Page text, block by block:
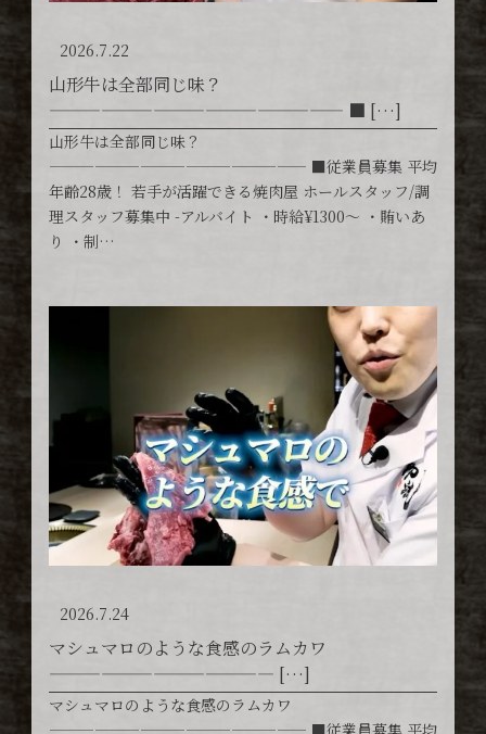
2026.7.22
山形牛は全部同じ味？
————————————————— ■ […]
山形牛は全部同じ味？
————————————————— ■従業員募集 平均
年齢28歳！ 若手が活躍できる焼肉屋 ホールスタッフ/調
理スタッフ募集中 -アルバイト ・時給¥1300〜 ・賄いあ
り ・制…
2026.7.24
マシュマロのような食感のラムカワ
————————————— […]
マシュマロのような食感のラムカワ
————————————————— ■従業員募集 平均